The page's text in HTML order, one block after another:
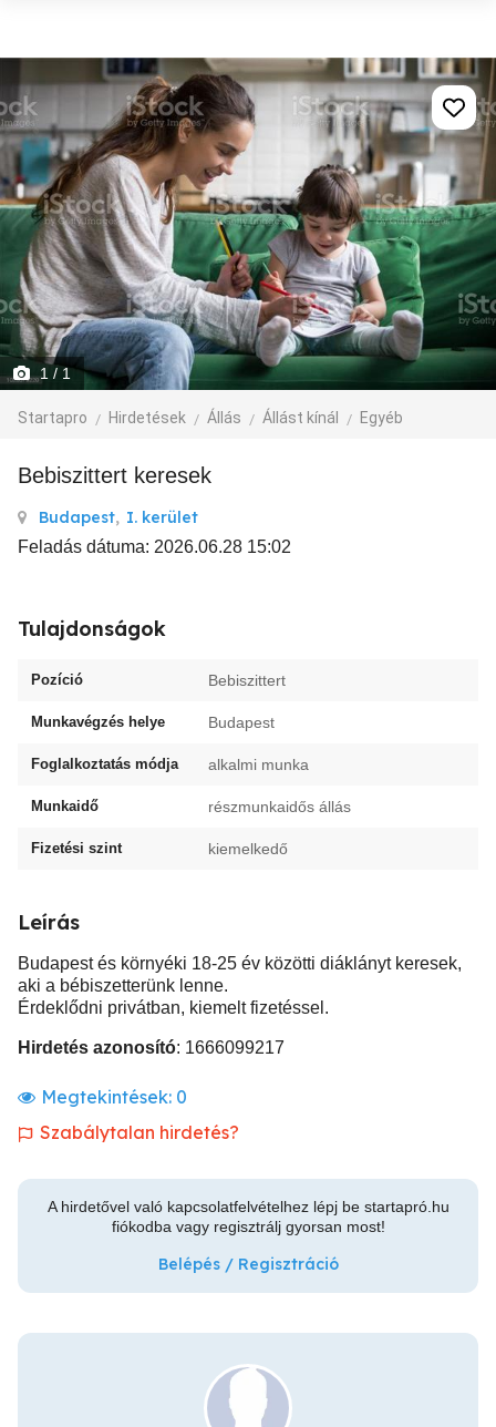
1 / 1
Startapro Hirdetések Állás Állást kínál Egyéb
Bebiszittert keresek
Budapest, I. kerület
Feladás dátuma: 2026.06.28 15:02
Tulajdonságok
Pozíció Bebiszittert
Munkavégzés helye Budapest
Foglalkoztatás módja alkalmi munka
Munkaidő részmunkaidős állás
Fizetési szint kiemelkedő
Leírás
Budapest és környéki 18-25 év közötti diáklányt keresek,
aki a bébiszetterünk lenne.
Érdeklődni privátban, kiemelt fizetéssel.
Hirdetés azonosító: 1666099217
Megtekintések: 0
Szabálytalan hirdetés?
A hirdetővel való kapcsolatfelvételhez lépj be startapró.hu
fiókodba vagy regisztrálj gyorsan most!
Belépés / Regisztráció